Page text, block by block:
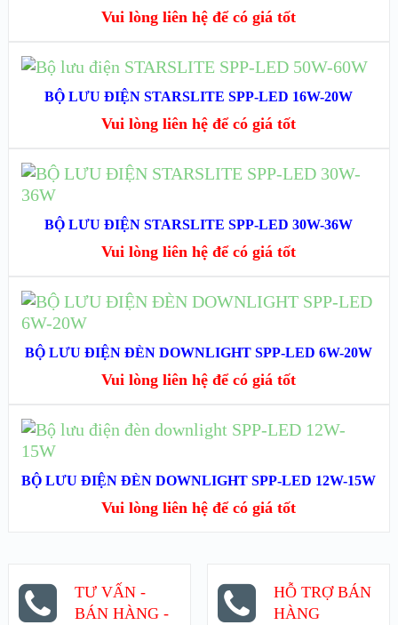
XEM NHANH
Vui lòng liên hệ để có giá tốt
XEM NHANH
ĐỌC TIẾP
BỘ LƯU ĐIỆN STARSLITE SPP-LED 16W-20W
Vui lòng liên hệ để có giá tốt
XEM NHANH
ĐỌC TIẾP
BỘ LƯU ĐIỆN STARSLITE SPP-LED 30W-36W
Vui lòng liên hệ để có giá tốt
XEM NHANH
ĐỌC TIẾP
BỘ LƯU ĐIỆN ĐÈN DOWNLIGHT SPP-LED 6W-20W
Vui lòng liên hệ để có giá tốt
XEM NHANH
BỘ LƯU ĐIỆN ĐÈN DOWNLIGHT SPP-LED 12W-15W
Vui lòng liên hệ để có giá tốt
TƯ VẤN -
BÁN HÀNG -
HỖ TRỢ BÁN
HÀNG